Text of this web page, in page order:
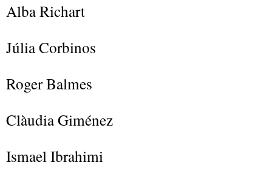
Alba Richart
Júlia Corbinos
Roger Balmes
Clàudia Giménez
Ismael Ibrahimi